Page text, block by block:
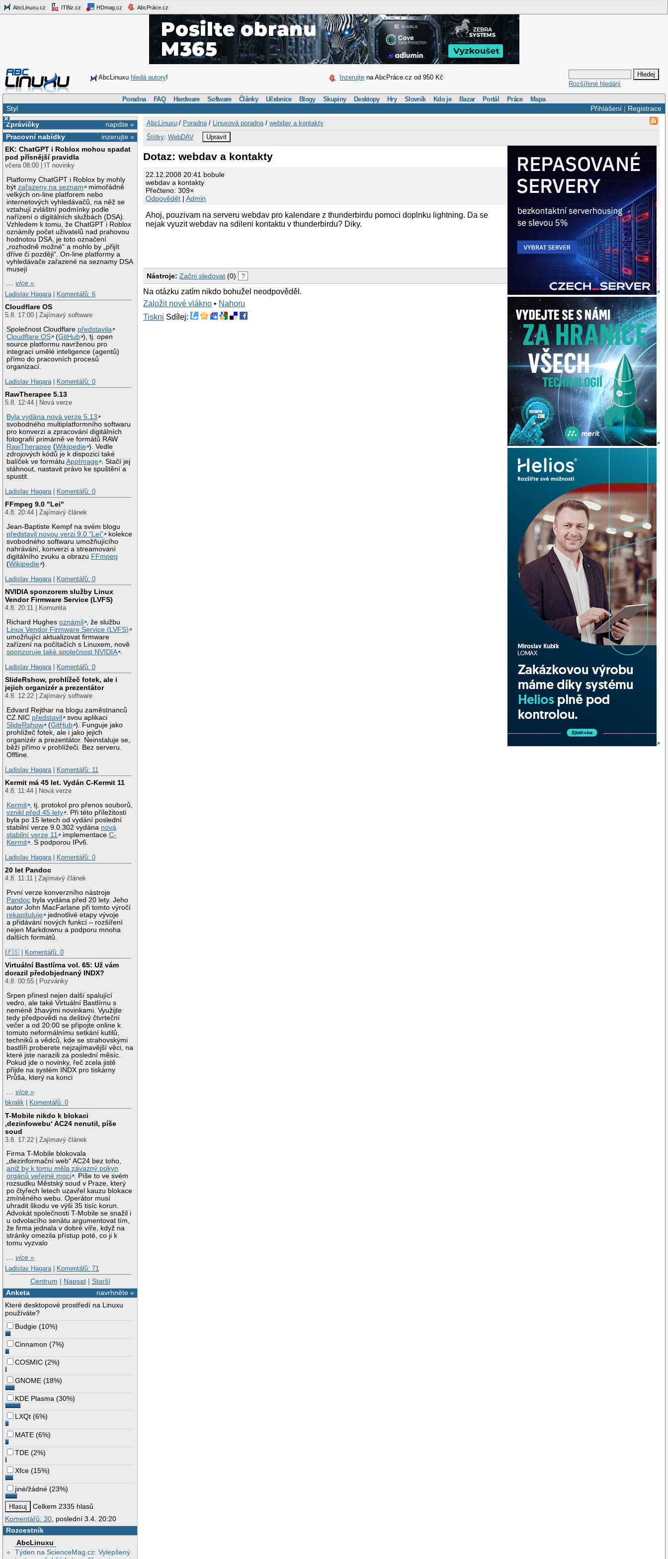
AbcLinuxu.cz ITBiz.cz HDmag.cz AbcPráce.cz
AbcLinuxu hledá autory! Inzerujte na AbcPráce.cz od 950 Kč
Rozšířené hledání
Poradna FAQ Hardware Software Články Učebnice Blogy Skupiny Desktopy Hry Slovník Kdo je Bazar Portál Práce Mapa
Přihlášení| Registrace
Styl
×
napište »
Zprávičky
inzerujte »
Pracovní nabídky
EK: ChatGPT i Roblox mohou spadat
pod přísnější pravidla
včera 08:00 | IT novinky
Platformy ChatGPT i Roblox by mohly
býtzařazeny na seznam
mimořádně
velkých on-line platforem nebo
internetových vyhledávačů, na něž se
vztahují zvláštní podmínky podle
nařízení o digitálních službách (DSA).
Vzhledem k tomu, že ChatGPT i Roblox
oznámily počet uživatelů nad prahovou
hodnotou DSA, je toto označení
„rozhodně možné“ a mohlo by „přijít
dříve či později“. On-line platformy a
vyhledávače zařazené na seznamy DSA
musejí
…více »
Ladislav Hagara
Komentářů: 6
Cloudflare OS
5.8. 17:00 | Zajímavý software
Společnost Cloudflare představila
Cloudflare OS
(GitHub ), tj. open
source platformu navrženou pro
integraci umělé inteligence (agentů)
přímo do pracovních procesů
organizací.
Ladislav Hagara
Komentářů: 0
RawTherapee 5.13
5.8. 12:44 | Nová verze
Byla vydána nová verze 5.13
svobodného multiplatformního softwaru
pro konverzi a zpracování digitálních
fotografií primárně ve formátů RAW
RawTherapee (Wikipedie ). Vedle
zdrojových kódů je k dispozici také
balíček ve formátuAppImage . Stačí jej
stáhnout, nastavit právo ke spuštění a
spustit.
Ladislav Hagara
Komentářů: 0
FFmpeg 9.0 "Lei"
4.8. 20:44 | Zajímavý článek
Jean-Baptiste Kempf na svém blogu
představil novou verzi 9.0 "Lei"
kolekce
svobodného softwaru umožňujícího
nahrávání, konverzi a streamovaní
digitálního zvuku a obrazu FFmpeg
(Wikipedie ).
Ladislav Hagara
Komentářů: 0
NVIDIA sponzorem služby Linux
Vendor Firmware Service (LVFS)
4.8. 20:11 | Komunita
Richard Hughesoznámil
, že službu
Linux Vendor Firmware Service (LVFS)
umožňující aktualizovat firmware
zařízení na počítačích s Linuxem, nově
sponzoruje také společnost NVIDIA .
Ladislav Hagara | Komentářů: 0
SlideRshow, prohlížeč fotek, ale i
jejich organizér a prezentátor
4.8. 12:22 | Zajímavý software
Edvard Rejthar na blogu zaměstnanců
CZ.NIC představil
svou aplikaci
SlideRshow
(GitHub ). Funguje jako
prohlížeč fotek, ale i jako jejich
organizér a prezentátor. Neinstaluje se,
běží přímo v prohlížeči. Bez serveru.
Offline.
Ladislav Hagara | Komentářů: 11
Kermit má 45 let. Vydán C-Kermit 11
4.8. 11:44 | Nová verze
Kermit , tj. protokol pro přenos souborů,
vznikl před 45 lety . Při této příležitosti
byla po 15 letech od vydání poslední
stabilní verze 9.0.302 vydána nová
stabilní verze 11
implementaceC-
Kermit . S podporou IPv6.
Ladislav Hagara | Komentářů: 0
20 let Pandoc
4.8. 11:11 | Zajímavý článek
První verze konverzního nástroje
Pandoc byla vydána před 20 lety. Jeho
autor John MacFarlane při tomto výročí
rekapituluje
jednotlivé etapy vývoje
a přidávání nových funkcí – rozšíření
nejen Markdownu a podporu mnoha
dalších formátů.
|🇵🇸 | Komentářů: 0
Virtuální Bastlírna vol. 65: Už vám
dorazil předobjednaný INDX?
4.8. 00:55 | Pozvánky
Srpen přinesl nejen další spalující
vedro, ale také Virtuální Bastlírnu s
neméně žhavými novinkami. Využijte
tedy předpovědi na deštivý čtvrteční
večer a od 20:00 se připojte online k
tomuto neformálnímu setkání kutilů,
techniků a vědců, kde se strahovskými
bastlíři proberete nejzajímavější věci, na
které jste narazili za poslední měsíc.
Pokud jde o novinky, řeč zcela jistě
přijde na systém INDX pro tiskárny
Průša, který na konci
…více »
bkralik
Komentářů: 0
T-Mobile nikdo k blokaci
‚dezinfowebu‘ AC24 nenutil, píše
soud
3.8. 17:22 | Zajímavý článek
Firma T-Mobile blokovala
„dezinformační web“ AC24 bez toho,
aniž by k tomu měla závazný pokyn
orgánů veřejné moci . Píše to ve svém
rozsudku Městský soud v Praze, který
po čtyřech letech uzavřel kauzu blokace
zmíněného webu. Operátor musí
uhradit škodu ve výši 35 tisíc korun.
Advokát společnosti T-Mobile se snažil i
u odvolacího senátu argumentovat tím,
že firma jednala v dobré víře, když na
stránky omezila přístup poté, co ji k
tomu vyzvalo
…více »
Ladislav Hagara | Komentářů: 71
Centrum | Napsat| Starší
navrhněte »
Anketa
Které desktopové prostředí na Linuxu
používáte?
Budgie (10%)
Cinnamon (7%)
COSMIC (2%)
GNOME (18%)
KDE Plasma (30%)
LXQt (6%)
MATE (6%)
TDE (2%)
Xfce (15%)
jiné/žádné (23%)
Celkem 2335 hlasů
Komentářů: 30, poslední 3.4. 20:20
Rozcestník
AbcLinuxu
Týden na ScienceMag.cz: Vylepšený
AbcLinuxu:/ Poradna/ Linuxová poradna/ webdav a kontakty
Štítky: WebDAV Upravit
Dotaz: webdav a kontakty
22.12.2008 20:41 bobule
webdav a kontakty
Přečteno: 309×
Odpovědět |Admin
Ahoj, pouzivam na serveru webdav pro kalendare z thunderbirdu pomoci doplnku lightning. Da se
nejak vyuzit webdav na sdileni kontaktu v thunderbirdu? Diky.
Nástroje: Začni sledovat (0) ?
Na otázku zatím nikdo bohužel neodpověděl.
Založit nové vlákno • Nahoru
Tiskni Sdílej: